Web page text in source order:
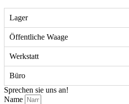
Lager
Öffentliche Waage
Werkstatt
Büro
Sprechen sie uns an!
Name